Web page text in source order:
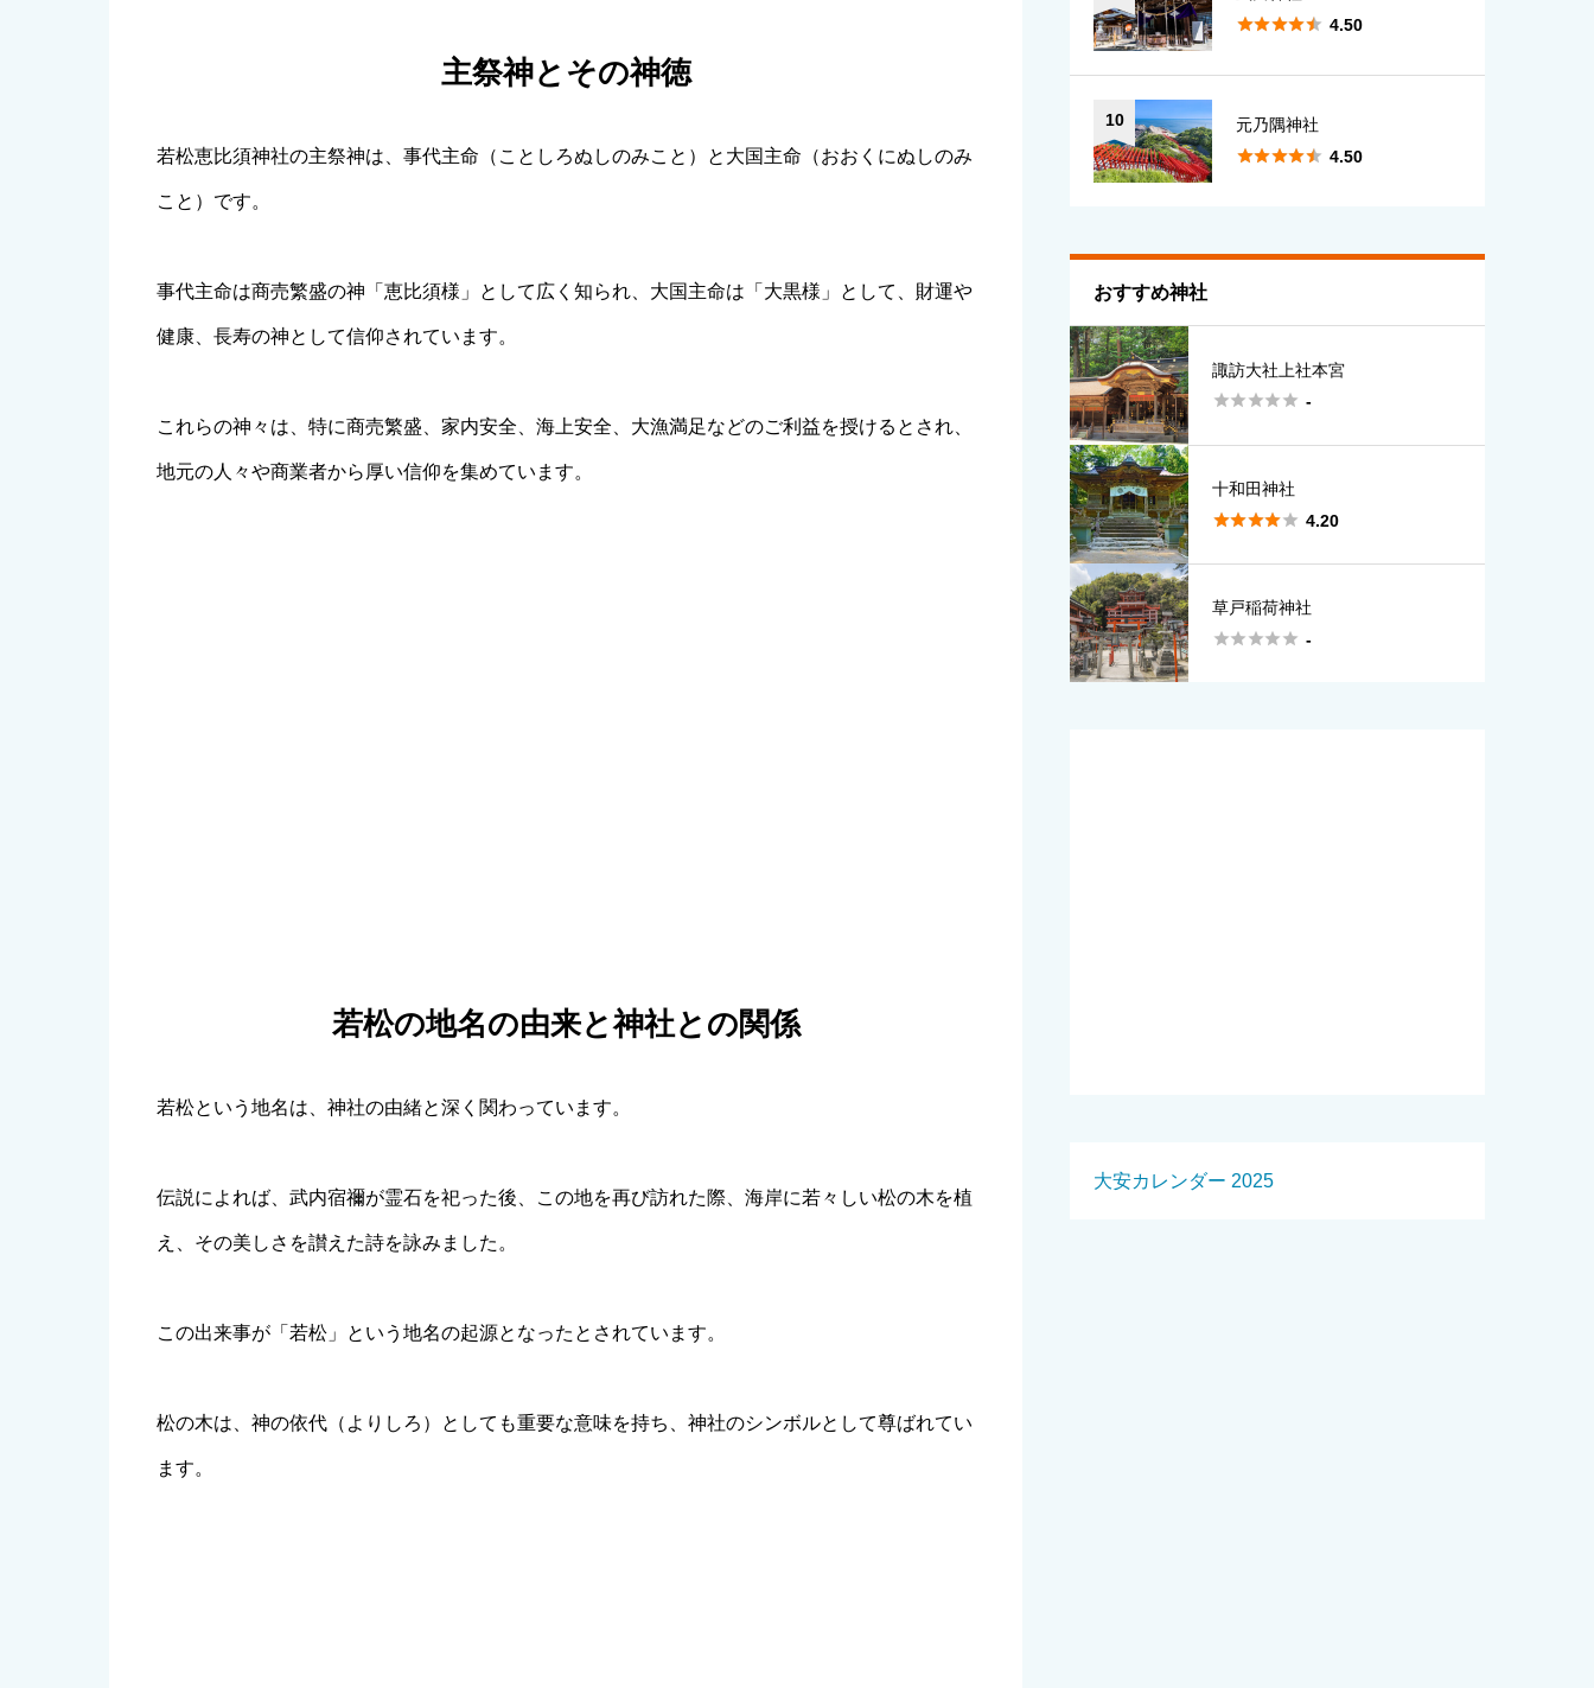
主祭神とその神徳
若松恵比須神社の主祭神は、事代主命（ことしろぬしのみこと）と大国主命（おおくにぬしのみ
こと）です。
事代主命は商売繁盛の神「恵比須様」として広く知られ、大国主命は「大黒様」として、財運や
健康、長寿の神として信仰されています。
これらの神々は、特に商売繁盛、家内安全、海上安全、大漁満足などのご利益を授けるとされ、
地元の人々や商業者から厚い信仰を集めています。
若松の地名の由来と神社との関係
若松という地名は、神社の由緒と深く関わっています。
伝説によれば、武内宿禰が霊石を祀った後、この地を再び訪れた際、海岸に若々しい松の木を植
え、その美しさを讃えた詩を詠みました。
この出来事が「若松」という地名の起源となったとされています。
松の木は、神の依代（よりしろ）としても重要な意味を持ち、神社のシンボルとして尊ばれてい
ます。
 4.50
10
元乃隅神社
 4.50
おすすめ神社
諏訪大社上社本宮
 -
十和田神社
 4.20
草戸稲荷神社
 -
大安カレンダー 2025